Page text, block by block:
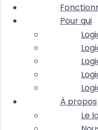
Pour qui
À propos
Le